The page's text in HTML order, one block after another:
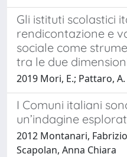
Gli istituti scolastici
rendicontazione e
sociale come
tra le due
2019 Mori, E.; Pattaro, A.
I Comuni italiani
un’indagine
2012 Montanari,
Scapolan, Anna Chiara